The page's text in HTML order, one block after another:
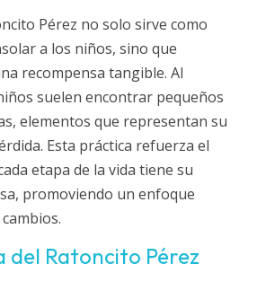
Pérez no solo sirve como
a los niños, sino que
recompensa tangible. Al
suelen encontrar pequeños
elementos que representan su
Esta práctica refuerza el
etapa de la vida tiene su
promoviendo un enfoque
del Ratoncito Pérez